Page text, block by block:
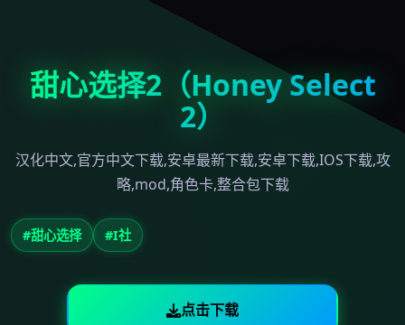
甜心选择2（Honey Select
2）
汉化中文,官方中文下载,安卓最新下载,安卓下载,IOS下载,攻
略,mod,角色卡,整合包下载
#甜心选择 #I社
点击下载